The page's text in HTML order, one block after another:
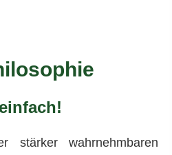
stärker wahrnehmbaren